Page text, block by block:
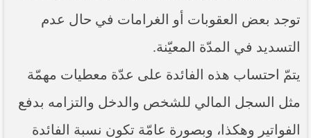
توجد بعض العقوبات أو الغرامات في حال عدم
التسديد في المدّة المعيّنة.
يتمّ احتساب هذه الفائدة على عدّة معطيات مهمّة
مثل السجل المالي للشخص والدخل والتزامه بدفع
الفواتير وهكذا، وبصورة عامّة تكون نسبة الفائدة